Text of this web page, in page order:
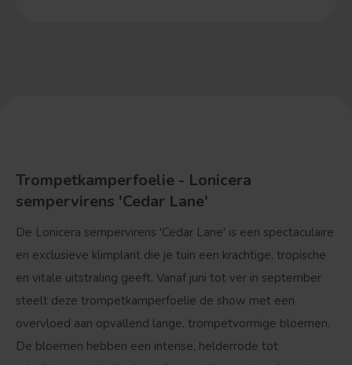
Trompetkamperfoelie - Lonicera
sempervirens 'Cedar Lane'
De Lonicera sempervirens 'Cedar Lane' is een spectaculaire
en exclusieve klimplant die je tuin een krachtige, tropische
en vitale uitstraling geeft. Vanaf juni tot ver in september
steelt deze trompetkamperfoelie de show met een
overvloed aan opvallend lange, trompetvormige bloemen.
De bloemen hebben een intense, helderrode tot